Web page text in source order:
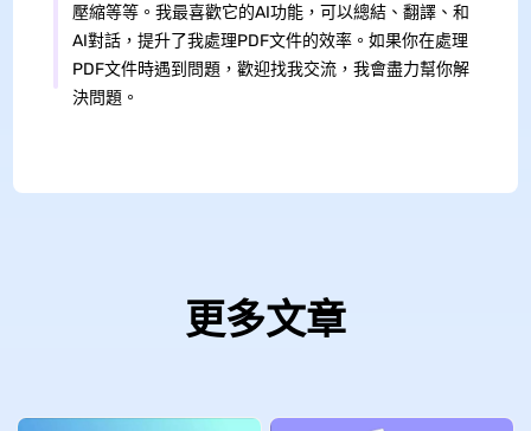
壓縮等等。我最喜歡它的AI功能，可以總結、翻譯、和
AI對話，提升了我處理PDF文件的效率。如果你在處理
PDF文件時遇到問題，歡迎找我交流，我會盡力幫你解
決問題。
更多文章